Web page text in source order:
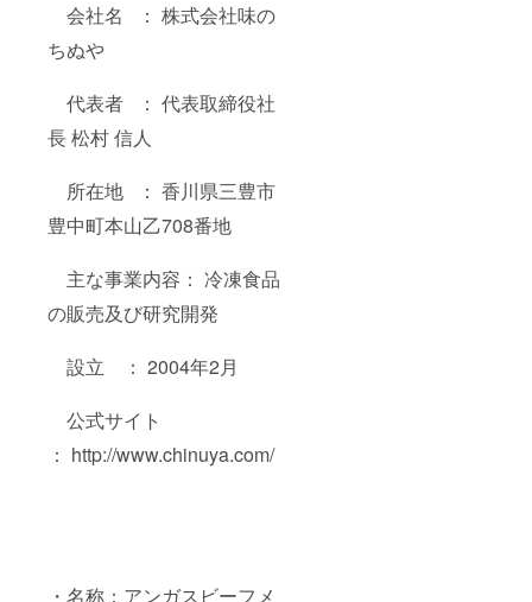
会社名 ： 株式会社味の
ちぬや
代表者 ： 代表取締役社
長 松村 信人
所在地 ： 香川県三豊市
豊中町本山乙708番地
主な事業内容： 冷凍食品
の販売及び研究開発
設立 ： 2004年2月
公式サイト
： http://www.chinuya.com/
・名称：アンガスビーフメ